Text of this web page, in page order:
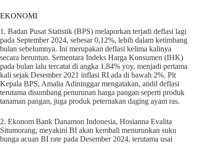
EKONOMI
1. Badan Pusat Statistik (BPS) melaporkan terjadi deflasi lagi
pada September 2024, sebesar 0,12%, lebih dalam ketimbang
bulan sebelumnya. Ini merupakan deflasi kelima kalinya
secara beruntun. Sementara Indeks Harga Konsumen (IHK)
pada bulan lalu tercatat di angka 1,84% yoy, menjadi pertama
kali sejak Desember 2021 inflasi RI ada di bawah 2%. Plt
Kepala BPS, Amalia Adininggar mengatakan, andil deflasi
terutama disumbang penurunan harga pangan seperti produk
tanaman pangan, juga produk peternakan daging ayam ras.
2. Ekonom Bank Danamon Indonesia, Hosianna Evalita
Situmorang, meyakini BI akan kembali menurunkan suku
bunga acuan BI rate pada Desember 2024, terutama usai